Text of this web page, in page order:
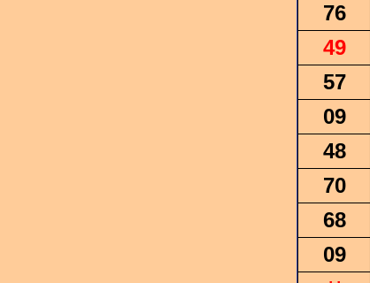
76
49
57
09
48
70
68
09